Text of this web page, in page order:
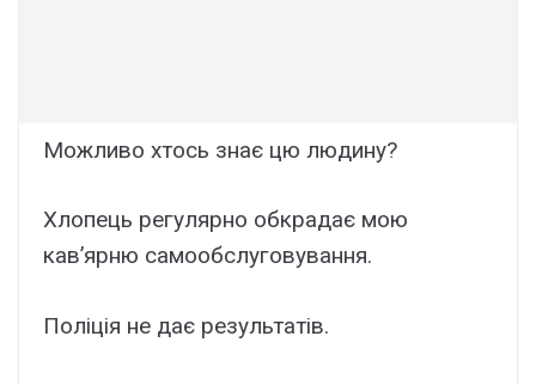
Можливо хтось знає цю людину?
Хлопець регулярно обкрадає мою
кавʼярню самообслуговування.
Поліція не дає результатів.